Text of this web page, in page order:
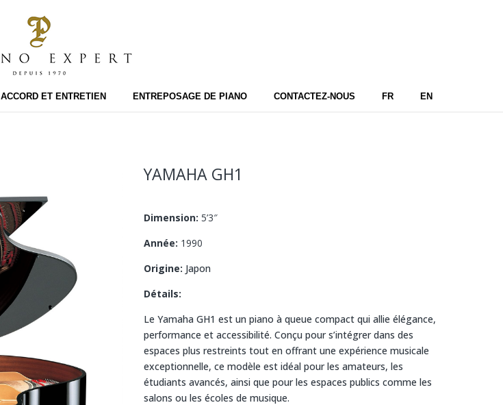
ACCORD ET ENTRETIEN ENTREPOSAGE DE PIANO CONTACTEZ-NOUS FR EN
YAMAHA GH1
Dimension: 5’3″
Année: 1990
Origine: Japon
Détails:
Le Yamaha GH1 est un piano à queue compact qui allie élégance,
performance et accessibilité. Conçu pour s’intégrer dans des
espaces plus restreints tout en offrant une expérience musicale
exceptionnelle, ce modèle est idéal pour les amateurs, les
étudiants avancés, ainsi que pour les espaces publics comme les
salons ou les écoles de musique.